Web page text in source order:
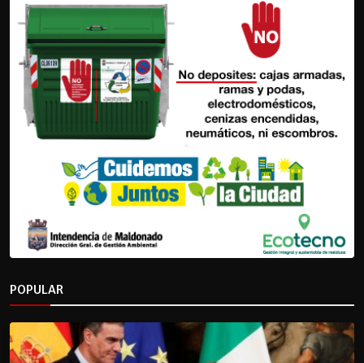
POPULAR